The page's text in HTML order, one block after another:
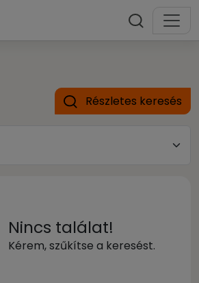
Részletes keresés
Nincs találat!
Kérem, szűkítse a keresést.